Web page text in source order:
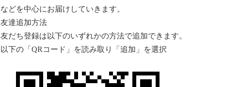
などを中心にお届けしていきます。
友達追加方法
友だち登録は以下のいずれかの方法で追加できます。
以下の「 QR コード」を読み取り「追加」を選択